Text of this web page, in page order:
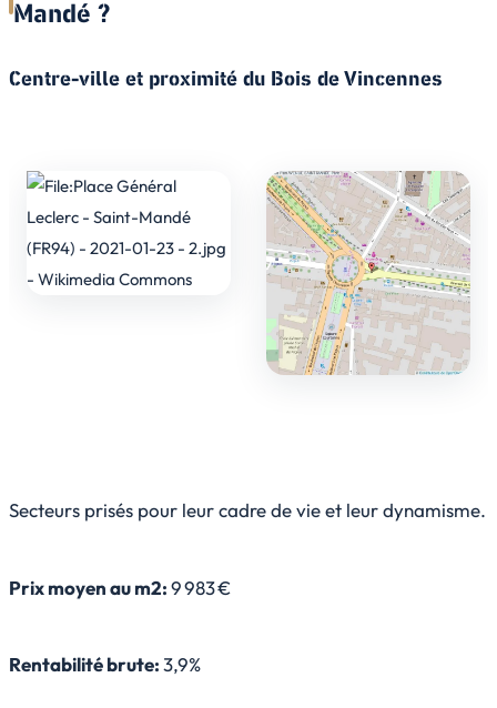
Mandé ?
Centre-ville et proximité du Bois de Vincennes
Secteurs prisés pour leur cadre de vie et leur dynamisme.
Prix moyen au m2:9 983 €
Rentabilité brute:3,9%